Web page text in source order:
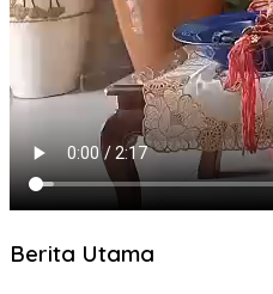
Berita Utama